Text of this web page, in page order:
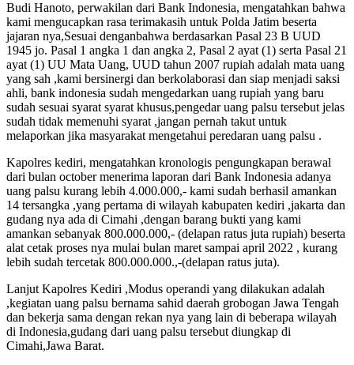
Budi Hanoto, perwakilan dari Bank Indonesia, mengatahkan bahwa
kami mengucapkan rasa terimakasih untuk Polda Jatim beserta
jajaran nya,Sesuai denganbahwa berdasarkan Pasal 23 B UUD
1945 jo. Pasal 1 angka 1 dan angka 2, Pasal 2 ayat (1) serta Pasal 21
ayat (1) UU Mata Uang, UUD tahun 2007 rupiah adalah mata uang
yang sah ,kami bersinergi dan berkolaborasi dan siap menjadi saksi
ahli, bank indonesia sudah mengedarkan uang rupiah yang baru
sudah sesuai syarat syarat khusus,pengedar uang palsu tersebut jelas
sudah tidak memenuhi syarat ,jangan pernah takut untuk
melaporkan jika masyarakat mengetahui peredaran uang palsu .
Kapolres kediri, mengatahkan kronologis pengungkapan berawal
dari bulan october menerima laporan dari Bank Indonesia adanya
uang palsu kurang lebih 4.000.000,- kami sudah berhasil amankan
14 tersangka ,yang pertama di wilayah kabupaten kediri ,jakarta dan
gudang nya ada di Cimahi ,dengan barang bukti yang kami
amankan sebanyak 800.000.000,- (delapan ratus juta rupiah) beserta
alat cetak proses nya mulai bulan maret sampai april 2022 , kurang
lebih sudah tercetak 800.000.000.,-(delapan ratus juta).
Lanjut Kapolres Kediri ,Modus operandi yang dilakukan adalah
,kegiatan uang palsu bernama sahid daerah grobogan Jawa Tengah
dan bekerja sama dengan rekan nya yang lain di beberapa wilayah
di Indonesia,gudang dari uang palsu tersebut diungkap di
Cimahi,Jawa Barat.